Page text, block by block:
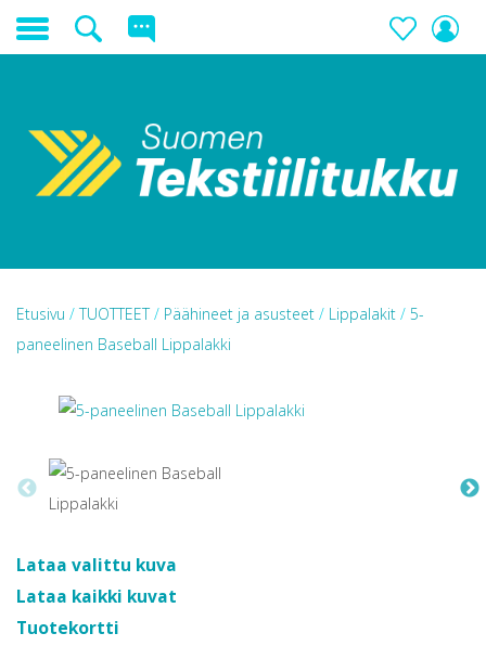
Etusivu /TUOTTEET/ Päähineet ja asusteet / Lippalakit / 5-
paneelinen Baseball Lippalakki
Lataa valittu kuva
Lataa kaikki kuvat
Tuotekortti